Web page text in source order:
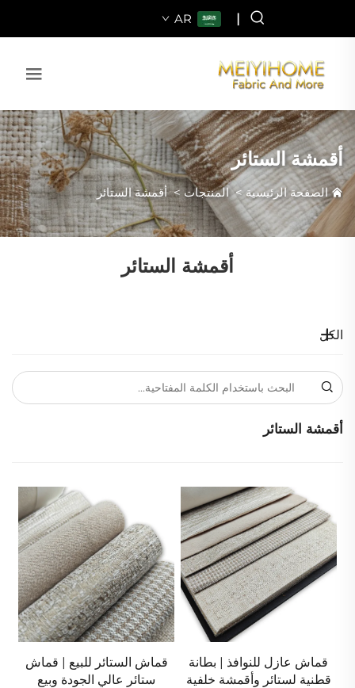
|
AR
أقمشة الستائر
الصفحة الرئيسية>المنتجات>أقمشة الستائر
أقمشة الستائر
الكل
أقمشة الستائر
قماش الستائر للبيع | قماش
ستائر عالي الجودة وبيع
قماش عازل للنوافذ | بطانة
قطنية لستائر وأقمشة خلفية